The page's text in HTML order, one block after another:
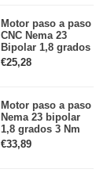
Motor paso a paso
CNC Nema 23
Bipolar 1,8 grados
1,9 Nm 3A 3,36 V
57x57x76mm 4
€25,28
Motor paso a paso
Nema 23 bipolar
1,8 grados 3 Nm
4,2A 57x57x114mm
motor paso a paso
€33,89